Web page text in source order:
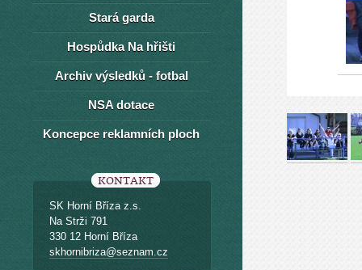
Stará garda
Hospůdka Na hřišti
Archiv výsledků - fotbal
NSA dotace
Koncepce reklamních ploch
KONTAKT
SK Horní Bříza z.s.
Na Strži 791
330 12 Horní Bříza
skhornibriza@seznam.cz